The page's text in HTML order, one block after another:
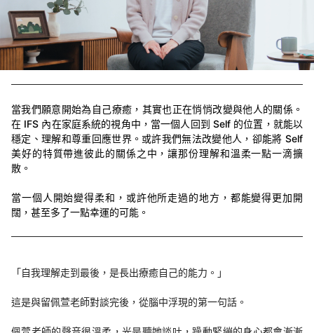
當我們願意開始為自己療癒，其實也正在悄悄改變與他人的關係。
在 IFS 內在家庭系統的視角中，當一個人回到 Self 的位置，就能以
穩定、理解和尊重回應世界。或許我們無法改變他人，卻能將 Self
美好的特質帶進彼此的關係之中，讓那份理解和溫柔一點一滴擴
散。
當一個人開始變得柔和，或許他所走過的地方，都能變得更加開
闊，甚至多了一點幸運的可能。
「自我理解走到最後，是長出療癒自己的能力。」
這是與留佩萱老師對談完後，從腦中浮現的第一句話。